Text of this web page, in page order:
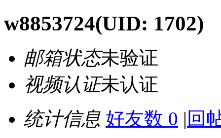
w8853724(UID: 1702)
邮箱状态未验证
视频认证未认证
统计信息 好友数 0 | 回